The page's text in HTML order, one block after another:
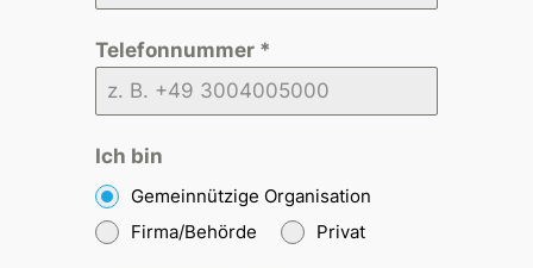
Telefonnummer *
Ich bin
Gemeinnützige Organisation
Firma/Behörde
Privat